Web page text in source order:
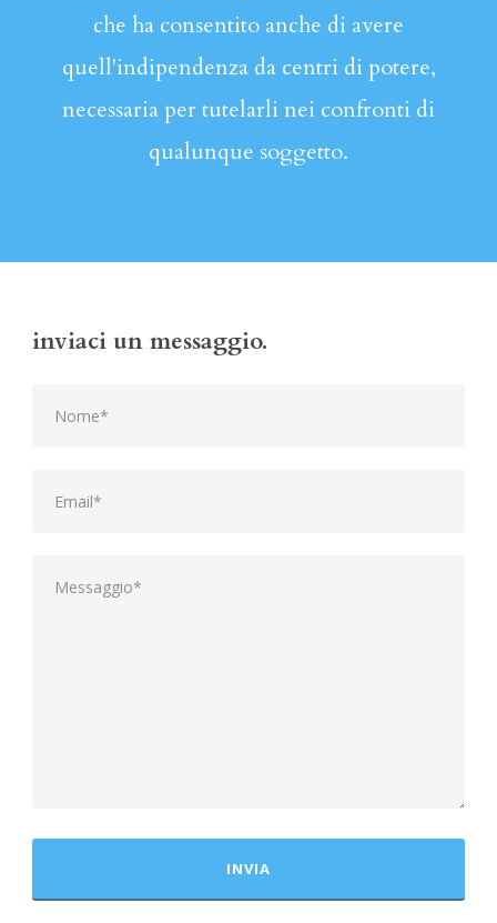
che ha consentito anche di avere
quell'indipendenza da centri di potere,
necessaria per tutelarli nei confronti di
qualunque soggetto.
inviaci un messaggio.